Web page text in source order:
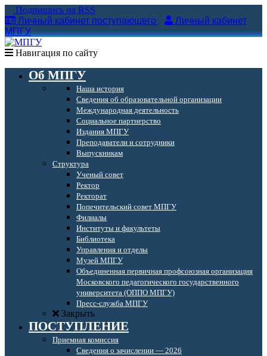
Подпишись на RSS
Личный кабинет поступающего
Личный кабинет
МПГУ
Навигация по сайту
Об МПГУ
Наша история
Сведения об образовательной организации
Международная деятельность
Социальное партнерство
Издания МПГУ
Преподаватели и сотрудники
Выпускникам
Структура
Ученый совет
Ректор
Ректорат
Попечительский совет МПГУ
Филиалы
Институты и факультеты
Библиотека
Управления и отделы
Музей МПГУ
Объединенная первичная профсоюзная организация
Московского педагогического государственного
университета (ОППО МПГУ)
Пресс-служба МПГУ
Закрыть
ПОСТУПЛЕНИЕ
Приемная комиссия
Сведения о зачислении — 2026